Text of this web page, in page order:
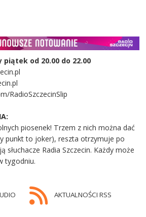
od 20.00 do 22.00
RadioSzczecinSlip
piosenek! Trzem z nich można dać
punkt to joker), reszta otrzymuje po
słuchacze Radia Szczecin. Każdy może
tygodniu.
AKTUALNOŚCI RSS